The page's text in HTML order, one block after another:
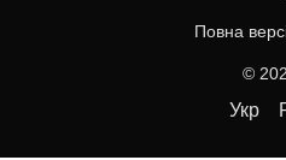
Повна
©
Укр